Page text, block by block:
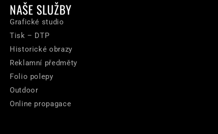
NAŠE SLUŽBY
Grafické studio
Tisk – DTP
Historické obrazy
Reklamní předměty
Folio polepy
Outdoor
Online propagace